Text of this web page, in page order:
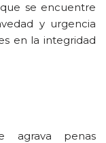
se encuentre
y urgencia
en la integridad
penas